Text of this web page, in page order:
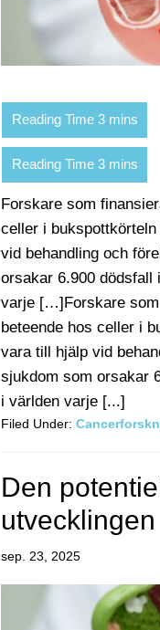
Forskare som
celler i
vid behandling och
orsakar 6.900 dödsfall
varje […]Forskare som
beteende hos celler i
vara till hjälp vid
sjukdom som orsakar
i världen varje [...]
Filed Under:
Den
sep. 23, 2025